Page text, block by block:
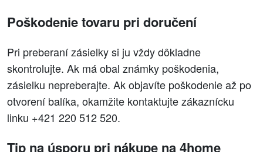
Poškodenie tovaru pri doručení
Pri preberaní zásielky si ju vždy dôkladne
skontrolujte. Ak má obal známky poškodenia,
zásielku nepreberajte. Ak objavíte poškodenie až po
otvorení balíka, okamžite kontaktujte zákaznícku
linku +421 220 512 520.
Tip na úsporu pri nákupe na 4home